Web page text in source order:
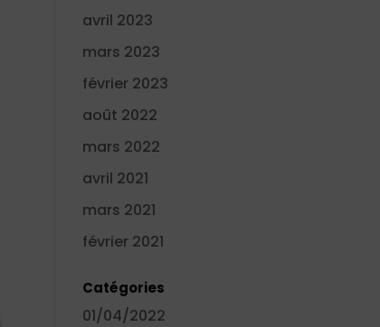
avril 2023
mars 2023
février 2023
août 2022
mars 2022
avril 2021
mars 2021
février 2021
Catégories
01/04/2022